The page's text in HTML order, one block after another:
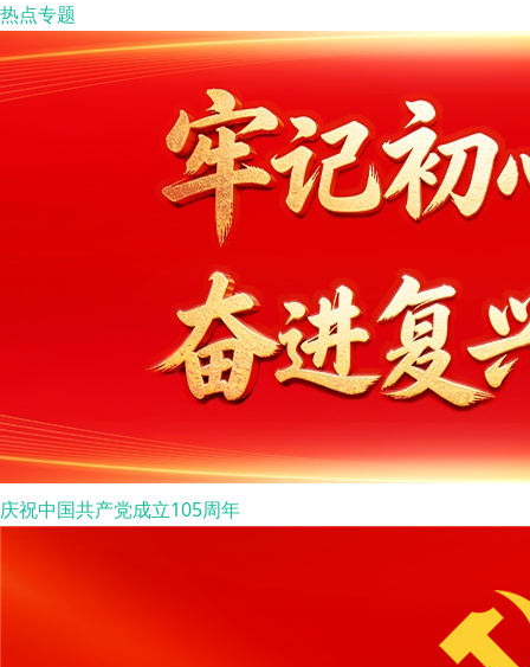
热点专题
庆祝中国共产党成立105周年